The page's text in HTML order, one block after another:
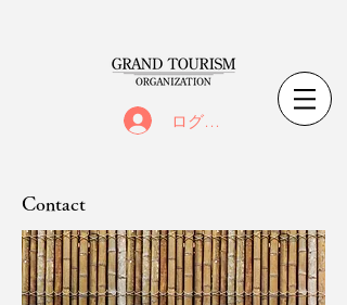
ログイン
Contact